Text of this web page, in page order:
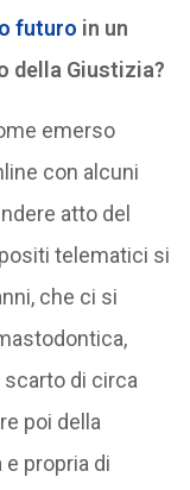
futuro in un
della Giustizia?
emerso
con alcuni
atto del
telematici si
che ci si
di circa
poi della
propria di